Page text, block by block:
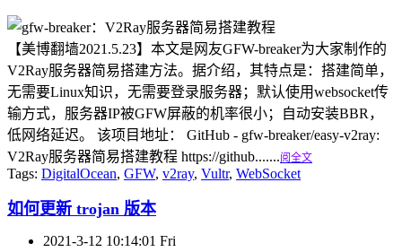
【美博翻墙2021.5.23】本文是网友GFW-breaker为大家制作的
V2Ray服务器简易搭建方法。据介绍，其特点是：搭建简单，
无需要Linux知识，无需要登录服务器；默认使用websocket传
输方式，服务器IP被GFW屏蔽的机率很小；自动安装BBR，
低网络延迟。 该项目地址： GitHub - gfw-breaker/easy-v2ray:
V2Ray服务器简易搭建教程 https://github.......阅全文
Tags: DigitalOcean, GFW, v2ray, Vultr, WebSocket
如何更新 trojan 版本
2021-3-12 10:14:01 Fri